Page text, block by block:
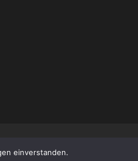
einverstanden.